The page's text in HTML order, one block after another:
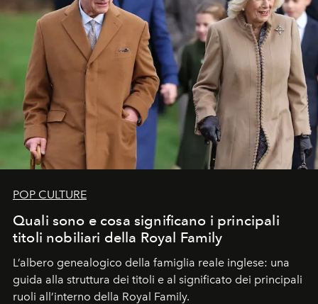
POP CULTURE
Quali sono e cosa significano i principali
titoli nobiliari della Royal Family
L’albero genealogico della famiglia reale inglese: una
guida alla struttura dei titoli e al significato dei principali
ruoli all’interno della Royal Family.